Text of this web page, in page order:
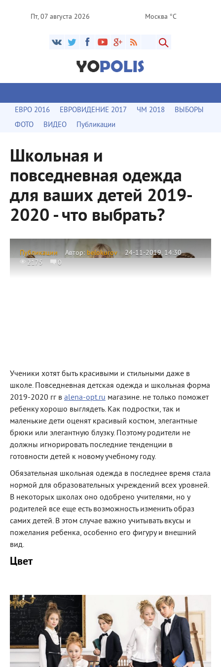
Пт, 07 августа 2026 Москва °C
ЕВРО 2016 ЕВРОВИДЕНИЕ 2017 ЧМ 2018
ВЫБОРЫ
ФОТО
ВИДЕО Публикации
Школьная и
повседневная одежда
для ваших детей 2019-
2020 - что выбрать?
Публикации Автор: belokurov
24-11-2019, 14:30
2175
0
Ученики хотят быть красивыми и стильными даже в
школе. Повседневная детская одежда и школьная форма
2019-2020 гг в alena-opt.ru магазине. не только поможет
ребенку хорошо выглядеть. Как подростки, так и
маленькие дети оценят красивый костюм, элегантные
брюки или элегантную блузку. Поэтому родители не
должны игнорировать последние тенденции в
готовности детей к новому учебному году.
Обязательная школьная одежда в последнее время стала
нормой для образовательных учреждений всех уровней.
В некоторых школах оно одобрено учителями, но у
родителей все еще есть возможность изменить образ
самих детей. В этом случае важно учитывать вкусы и
пожелания ребенка, особенно его фигуру и внешний
вид.
Цвет